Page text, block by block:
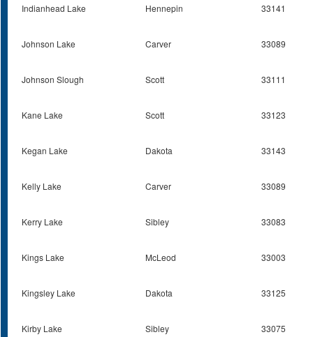
Indianhead Lake Hennepin 33141
Johnson Lake Carver 33089
Johnson Slough Scott 33111
Kane Lake Scott 33123
Kegan Lake Dakota 33143
Kelly Lake Carver 33089
Kerry Lake Sibley 33083
Kings Lake McLeod 33003
Kingsley Lake Dakota 33125
Kirby Lake Sibley 33075